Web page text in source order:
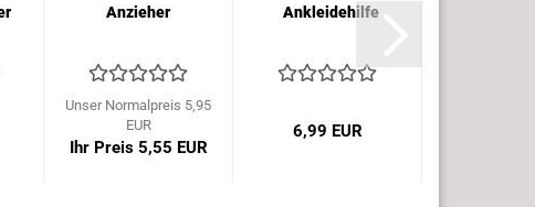
Anzieher
Unser Normalpreis 5,95
EUR
Ihr Preis 5,55 EUR
Ankleidehilfe
6,99 EUR